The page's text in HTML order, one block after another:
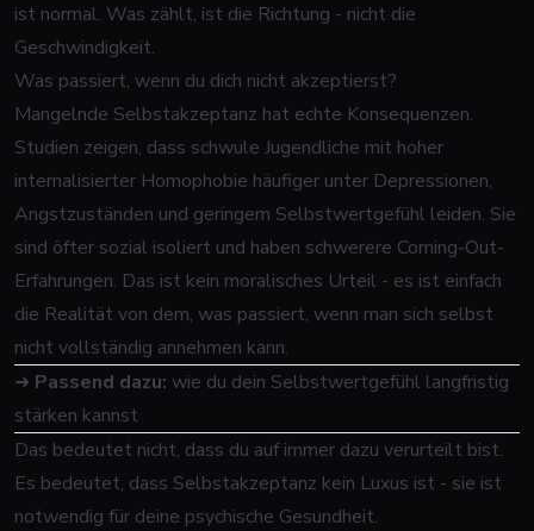
ist normal. Was zählt, ist die Richtung - nicht die
Geschwindigkeit.
Was passiert, wenn du dich nicht akzeptierst?
Mangelnde Selbstakzeptanz hat echte Konsequenzen.
Studien zeigen, dass schwule Jugendliche mit hoher
internalisierter Homophobie häufiger unter Depressionen,
Angstzuständen und geringem Selbstwertgefühl leiden. Sie
sind öfter sozial isoliert und haben schwerere Coming-Out-
Erfahrungen. Das ist kein moralisches Urteil - es ist einfach
die Realität von dem, was passiert, wenn man sich selbst
nicht vollständig annehmen kann.
➜ Passend dazu: wie du dein Selbstwertgefühl langfristig
stärken kannst
Das bedeutet nicht, dass du auf immer dazu verurteilt bist.
Es bedeutet, dass Selbstakzeptanz kein Luxus ist - sie ist
notwendig für deine psychische Gesundheit.